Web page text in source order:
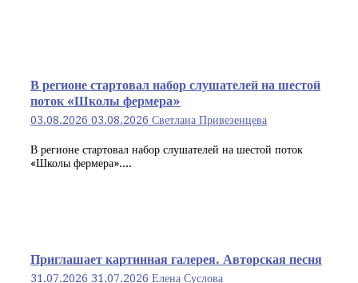
В регионе стартовал набор слушателей на шестой
поток «Школы фермера»
03.08.2026 03.08.2026 Светлана Привезенцева
В регионе стартовал набор слушателей на шестой поток
«Школы фермера»....
Приглашает картинная галерея. Авторская песня
31.07.2026 31.07.2026 Елена Суслова